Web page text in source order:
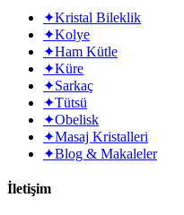
✦Kristal Bileklik
✦Kolye
✦Ham Kütle
✦Küre
✦Sarkaç
✦Tütsü
✦Obelisk
✦Masaj Kristalleri
✦Blog & Makaleler
İletişim